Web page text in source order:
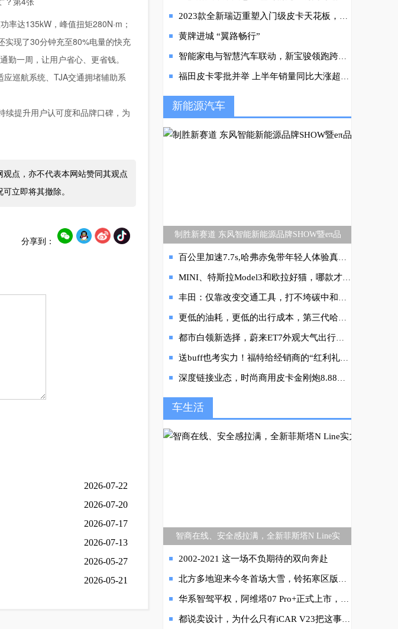
率达135kW，峰值扭矩280N·m；
实现了30分钟充至80%电量的快充
一周，让用户省心、更省钱。
巡航系统、TJA交通拥堵辅助系
续提升用户认可度和品牌口碑，为
点，亦不代表本网站赞同其观点
立即将其撤除。
分享到：
2026-07-22
2026-07-20
2026-07-17
2026-07-13
2026-05-27
2026-05-21
2023款全新瑞迈重塑入门级皮卡天花板，江西五十铃产品线焕新再出王牌
黄牌进城 “翼路畅行”
智能家电与智慧汽车联动，新宝骏领跑跨品类智慧焕新
福田皮卡零批并举 上半年销量同比大涨超45% 彰显民族品牌硬实力
新能源汽车
制胜新赛道 东风智能新能源品牌SHOW暨eπ品
百公里加速7.7s,哈弗赤兔带年轻人体验真正的速度与激情
MINI、特斯拉Model3和欧拉好猫，哪款才是女司机的最爱？
丰田：仅靠改变交通工具，打不垮碳中和的真正敌人
更低的油耗，更低的出行成本，第三代哈弗H6助你自由出行
都市白领新选择，蔚来ET7外观大气出行有面
送buff也考实力！福特给经销商的“红利礼包”附专属压力测试
深度链接业态，时尚商用皮卡金刚炮8.88万元起正式上市
车生活
智商在线、安全感拉满，全新菲斯塔N Line实
2002-2021 这一场不负期待的双向奔赴
北方多地迎来今冬首场大雪，铃拓寒区版为极寒出行保驾护航
华系智驾平权，阿维塔07 Pro+正式上市，将豪华车打进20万内
都说卖设计，为什么只有iCAR V23把这事做成了？